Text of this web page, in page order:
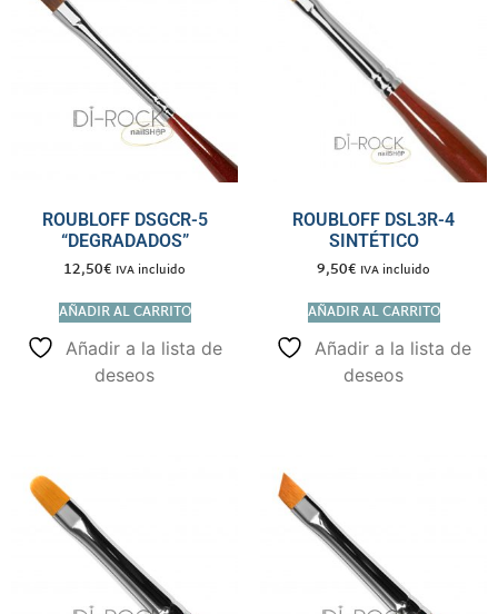
ROUBLOFF DSGCR-5
“DEGRADADOS”
12,50€ IVA incluido
AÑADIR AL CARRITO
Añadir a la lista de
deseos
ROUBLOFF DSL3R-4
SINTÉTICO
9,50€ IVA incluido
AÑADIR AL CARRITO
Añadir a la lista de
deseos